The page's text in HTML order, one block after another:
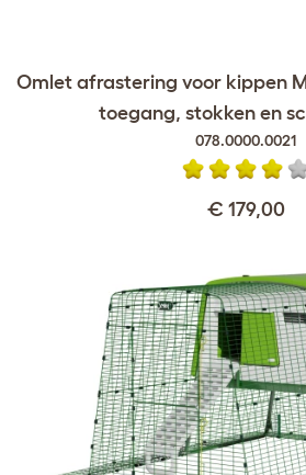
Omlet afrastering voor kippen
toegang, stokken en
078.0000.0021
€ 179,00